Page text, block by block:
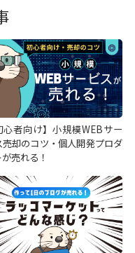
心者向け】小規模WEBサー
売却のコツ・個人開発プロダ
売れる！